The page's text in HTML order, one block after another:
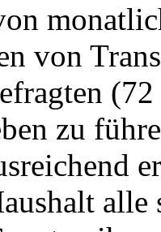
von
zu